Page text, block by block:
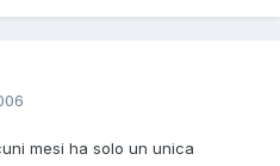
mesi ha solo un unica